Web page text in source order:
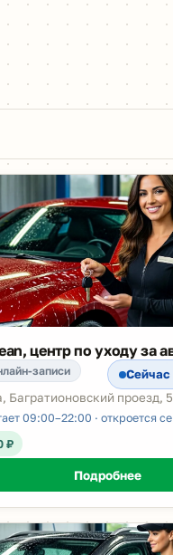
центр по уходу за
записи
Сейчас
Багратионовский проезд, 5
09:00–22:00 · откроется
₽
Подробнее